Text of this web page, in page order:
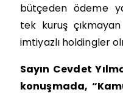
bütçeden ödeme
tek kuruş
imtiyazlı holdingler
Sayın Cevdet
konuşmada,